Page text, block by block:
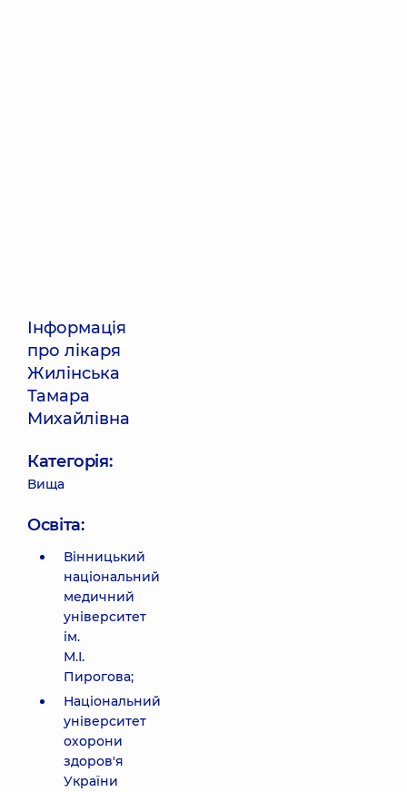
Інформація
про лікаря
Жилінська
Тамара
Михайлівна
Категорія:
Вища
Освіта:
Вінницький
національний
медичний
університет
ім.
М.І.
Пирогова;
Національний
університет
охорони
здоров'я
України